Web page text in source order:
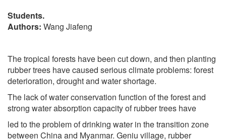
Students.
Authors: Wang Jiafeng
The tropical forests have been cut down, and then planting
rubber trees have caused serious climate problems: forest
deterioration, drought and water shortage.
The lack of water conservation function of the forest and
strong water absorption capacity of rubber trees have
led to the problem of drinking water in the transition zone
between China and Myanmar. Geniu village, rubber